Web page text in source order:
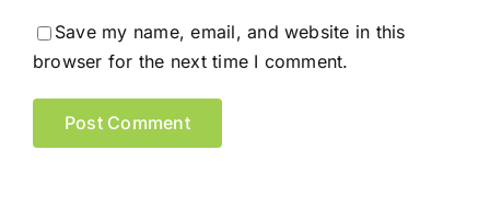
Save my name, email, and website in this
browser for the next time I comment.